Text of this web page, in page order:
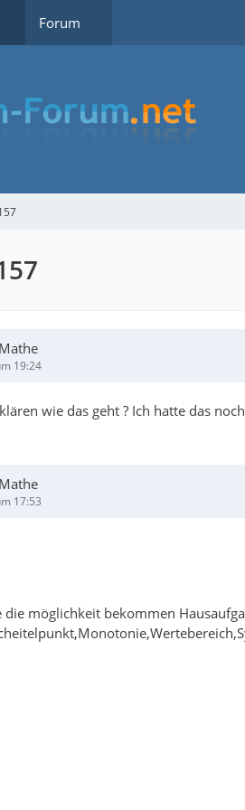
Forum
19:24
wie das geht ? Ich hatte das
17:53
möglichkeit bekommen